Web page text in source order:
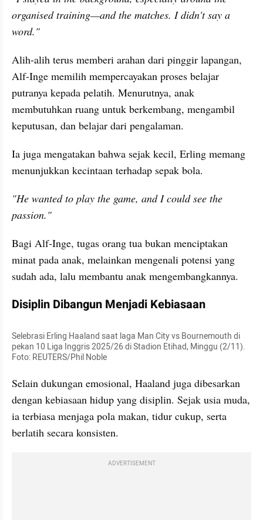
organised training—and the matches. I didn't say a
word."
Alih-alih terus memberi arahan dari pinggir lapangan,
Alf-Inge memilih mempercayakan proses belajar
putranya kepada pelatih. Menurutnya, anak
membutuhkan ruang untuk berkembang, mengambil
keputusan, dan belajar dari pengalaman.
Ia juga mengatakan bahwa sejak kecil, Erling memang
menunjukkan kecintaan terhadap sepak bola.
"He wanted to play the game, and I could see the
passion."
Bagi Alf-Inge, tugas orang tua bukan menciptakan
minat pada anak, melainkan mengenali potensi yang
sudah ada, lalu membantu anak mengembangkannya.
Disiplin Dibangun Menjadi Kebiasaan
Selebrasi Erling Haaland saat laga Man City vs Bournemouth di
pekan 10 Liga Inggris 2025/26 di Stadion Etihad, Minggu (2/11).
Foto: REUTERS/Phil Noble
Selain dukungan emosional, Haaland juga dibesarkan
dengan kebiasaan hidup yang disiplin. Sejak usia muda,
ia terbiasa menjaga pola makan, tidur cukup, serta
berlatih secara konsisten.
ADVERTISEMENT